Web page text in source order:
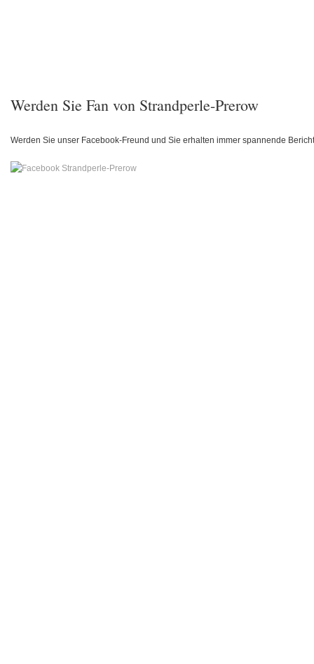
Werden Sie Fan von Strandperle-Prerow
Werden Sie unser Facebook-Freund und Sie erhalten immer spannende